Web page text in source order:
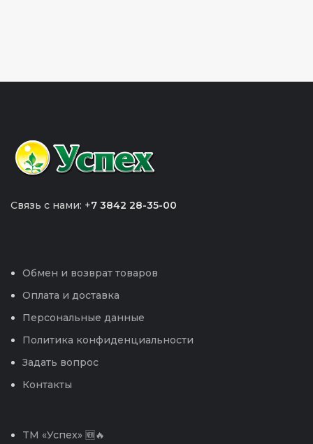
Связь с нами: +7 3842 28-35-00
Обмен и возврат товаров
Оплата и доставка
Персональные данные
Политика конфиденциальности
Задать вопрос
Контакты
TM «Успех» 🆕🔥